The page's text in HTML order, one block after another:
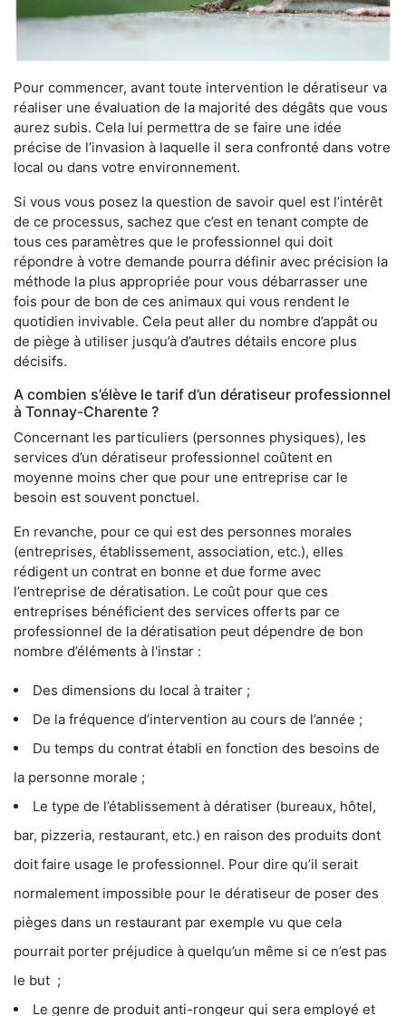
Pour commencer, avant toute intervention le dératiseur va
réaliser une évaluation de la majorité des dégâts que vous
aurez subis. Cela lui permettra de se faire une idée
précise de l’invasion à laquelle il sera confronté dans votre
local ou dans votre environnement.
Si vous vous posez la question de savoir quel est l’intérêt
de ce processus, sachez que c’est en tenant compte de
tous ces paramètres que le professionnel qui doit
répondre à votre demande pourra définir avec précision la
méthode la plus appropriée pour vous débarrasser une
fois pour de bon de ces animaux qui vous rendent le
quotidien invivable. Cela peut aller du nombre d’appât ou
de piège à utiliser jusqu’à d’autres détails encore plus
décisifs.
A combien s’élève le tarif d’un dératiseur professionnel
à Tonnay-Charente ?
Concernant les particuliers (personnes physiques), les
services d’un dératiseur professionnel coûtent en
moyenne moins cher que pour une entreprise car le
besoin est souvent ponctuel.
En revanche, pour ce qui est des personnes morales
(entreprises, établissement, association, etc.), elles
rédigent un contrat en bonne et due forme avec
l’entreprise de dératisation. Le coût pour que ces
entreprises bénéficient des services offerts par ce
professionnel de la dératisation peut dépendre de bon
nombre d’éléments à l'instar :
Des dimensions du local à traiter ;
De la fréquence d’intervention au cours de l’année ;
Du temps du contrat établi en fonction des besoins de
la personne morale ;
Le type de l’établissement à dératiser (bureaux, hôtel,
bar, pizzeria, restaurant, etc.) en raison des produits dont
doit faire usage le professionnel. Pour dire qu’il serait
normalement impossible pour le dératiseur de poser des
pièges dans un restaurant par exemple vu que cela
pourrait porter préjudice à quelqu’un même si ce n’est pas
le but ;
Le genre de produit anti-rongeur qui sera employé et